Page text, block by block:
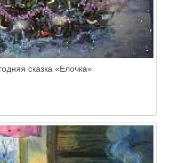
сказка «Елочка»